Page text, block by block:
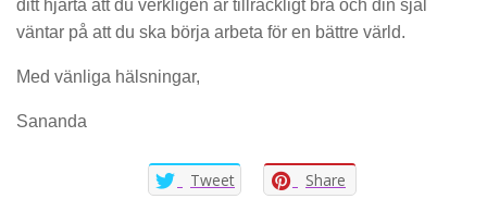
ditt hjärta att du verkligen är tillräckligt bra och din själ
väntar på att du ska börja arbeta för en bättre värld.
Med vänliga hälsningar,
Sananda
Tweet Share